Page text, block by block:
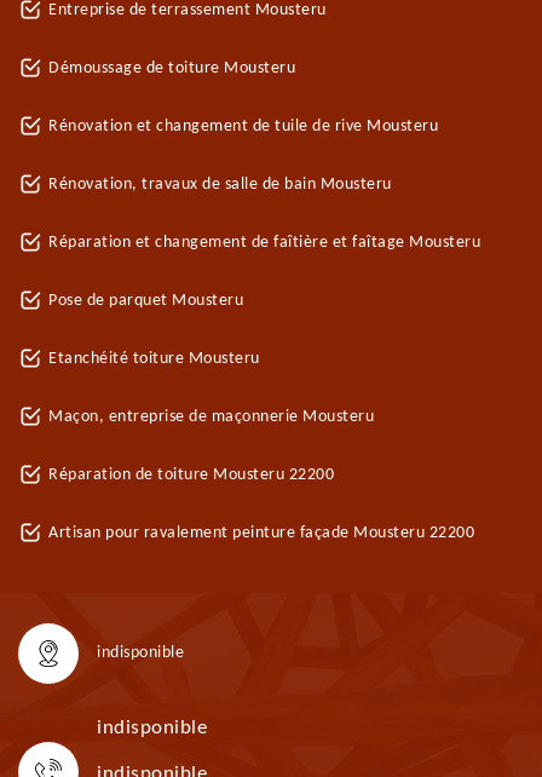
Entreprise de terrassement Mousteru
Démoussage de toiture Mousteru
Rénovation et changement de tuile de rive Mousteru
Rénovation, travaux de salle de bain Mousteru
Réparation et changement de faîtière et faîtage Mousteru
Pose de parquet Mousteru
Etanchéité toiture Mousteru
Maçon, entreprise de maçonnerie Mousteru
Réparation de toiture Mousteru 22200
Artisan pour ravalement peinture façade Mousteru 22200
indisponible
indisponible